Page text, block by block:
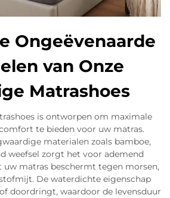
Ongeëvenaarde
van Onze
Matrashoes
is ontworpen om maximale
te bieden voor uw matras.
materialen zoals bamboe,
weefsel zorgt het voor ademend
matras beschermt tegen morsen,
De waterdichte eigenschap
doordringt, waardoor de levensduur